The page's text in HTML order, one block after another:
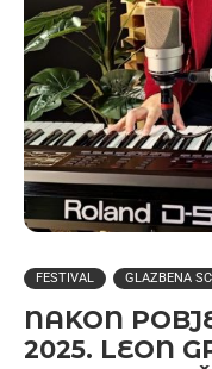
FESTIVAL GLAZBENA
NAKON
2025. LEON